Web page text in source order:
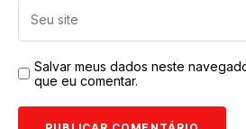
Salvar meus dados neste
que eu comentar.